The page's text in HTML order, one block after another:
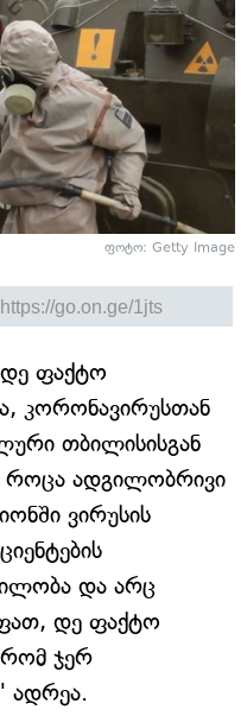
ფოტო: Getty Image
ფაქტო
კორონავირუსთან
თბილისისგან
როცა ადგილობრივი
ვირუსის
და არც
დე ფაქტო
ჯერ
ადრეა.